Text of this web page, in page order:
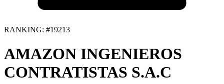
RANKING: #19213
AMAZON INGENIEROS
CONTRATISTAS S.A.C